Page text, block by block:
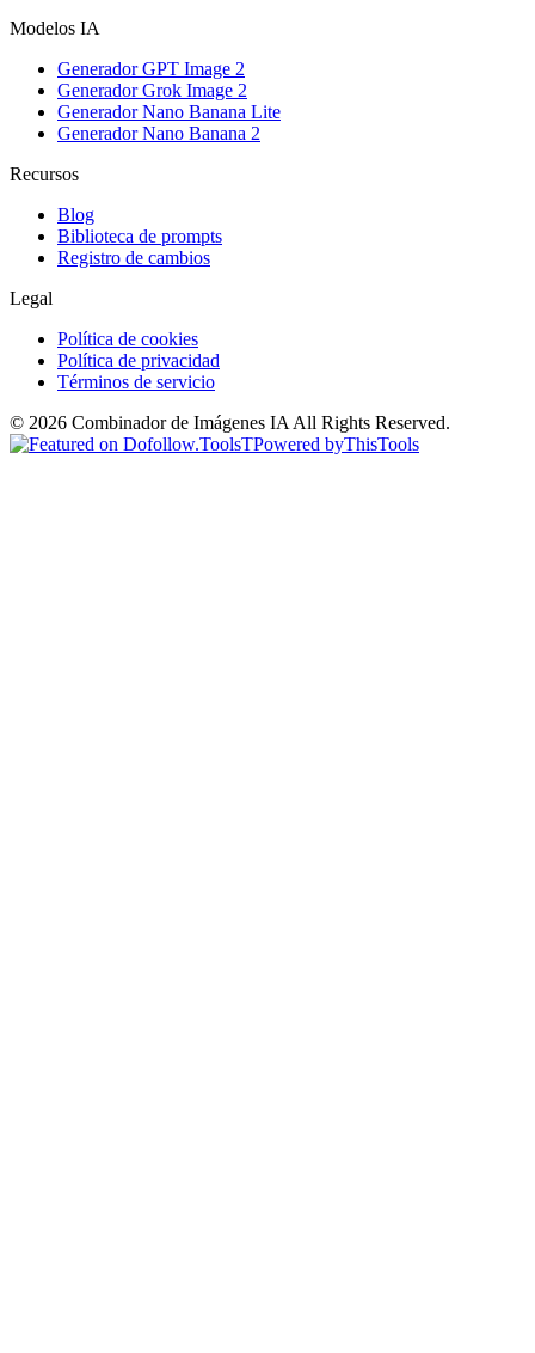
Modelos IA
Generador GPT Image 2
Generador Grok Image 2
Generador Nano Banana Lite
Generador Nano Banana 2
Recursos
Blog
Biblioteca de prompts
Registro de cambios
Legal
Política de cookies
Política de privacidad
Términos de servicio
© 2026 Combinador de Imágenes IA All Rights Reserved.
TPowered byThisTools